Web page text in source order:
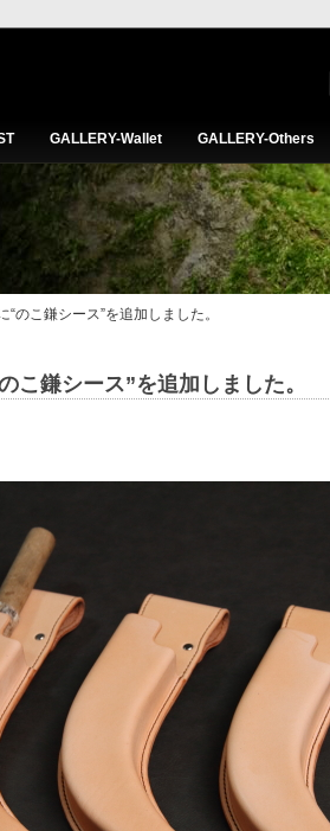
GALLERY-Wallet GALLERY-Others
のこ鎌シース”を追加しました。
こ鎌シース”を追加しました。